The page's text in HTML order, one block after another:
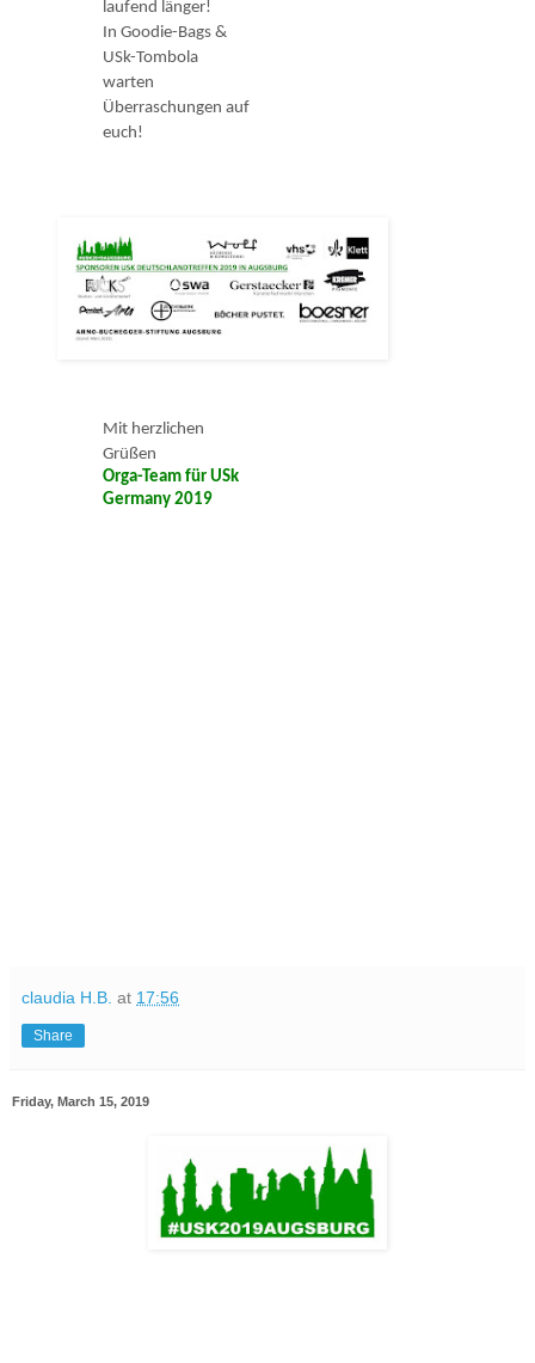
laufend länger!
In Goodie-Bags &
USk-Tombola
warten
Überraschungen auf
euch!
Mit herzlichen
Grüßen
Orga-Team für USk
Germany 2019
claudia H.B. at 17:56
Share
Friday, March 15, 2019